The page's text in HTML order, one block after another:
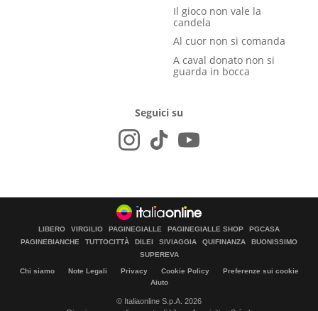
Il gioco non vale la
candela
Al cuor non si comanda
A caval donato non si
guarda in bocca
Seguici su
LIBERO VIRGILIO PAGINEGIALLE PAGINEGIALLE SHOP
PGCASA
PAGINEBIANCHE
TUTTOCITTÀ DILEI SIVIAGGIA QUIFINANZA
BUONISSIMO
SUPEREVA
Chi siamo Note Legali Privacy Cookie Policy
Preferenze sui cookie
Aiuto
© Italiaonline S.p.A. 2026